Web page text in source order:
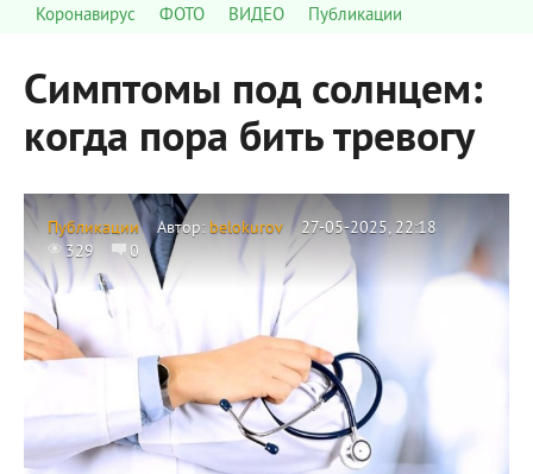
Коронавирус ФОТО ВИДЕО Публикации
Симптомы под солнцем:
когда пора бить тревогу
Публикации Автор: belokurov
27-05-2025, 22:18
329
0